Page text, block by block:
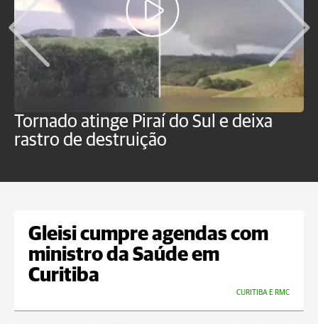
Tornado atinge Piraí do Sul e deixa
rastro de destruição
Gleisi cumpre agendas com
ministro da Saúde em
Curitiba
CURITIBA E RMC